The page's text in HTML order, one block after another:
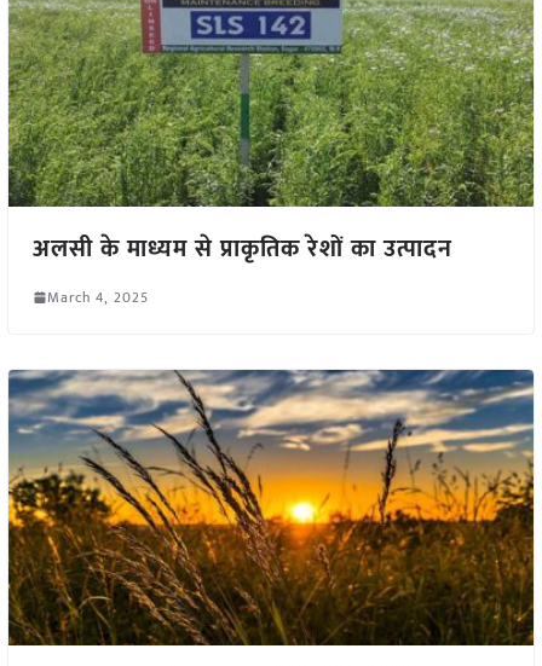
अलसी के माध्यम से प्राकृतिक रेशों का उत्पादन
March 4, 2025